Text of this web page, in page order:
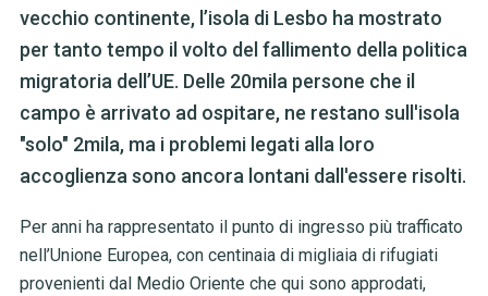
vecchio continente, l’isola di Lesbo ha mostrato
per tanto tempo il volto del fallimento della politica
migratoria dell’UE. Delle 20mila persone che il
campo è arrivato ad ospitare, ne restano sull'isola
"solo" 2mila, ma i problemi legati alla loro
accoglienza sono ancora lontani dall'essere risolti.
Per anni ha rappresentato il punto di ingresso più trafficato
nell’Unione Europea, con centinaia di migliaia di rifugiati
provenienti dal Medio Oriente che qui sono approdati,